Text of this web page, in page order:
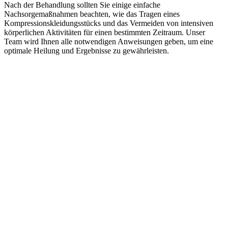
Nach der Behandlung sollten Sie einige einfache
Nachsorgemaßnahmen beachten, wie das Tragen eines
Kompressionskleidungsstücks und das Vermeiden von intensiven
körperlichen Aktivitäten für einen bestimmten Zeitraum. Unser
Team wird Ihnen alle notwendigen Anweisungen geben, um eine
optimale Heilung und Ergebnisse zu gewährleisten.